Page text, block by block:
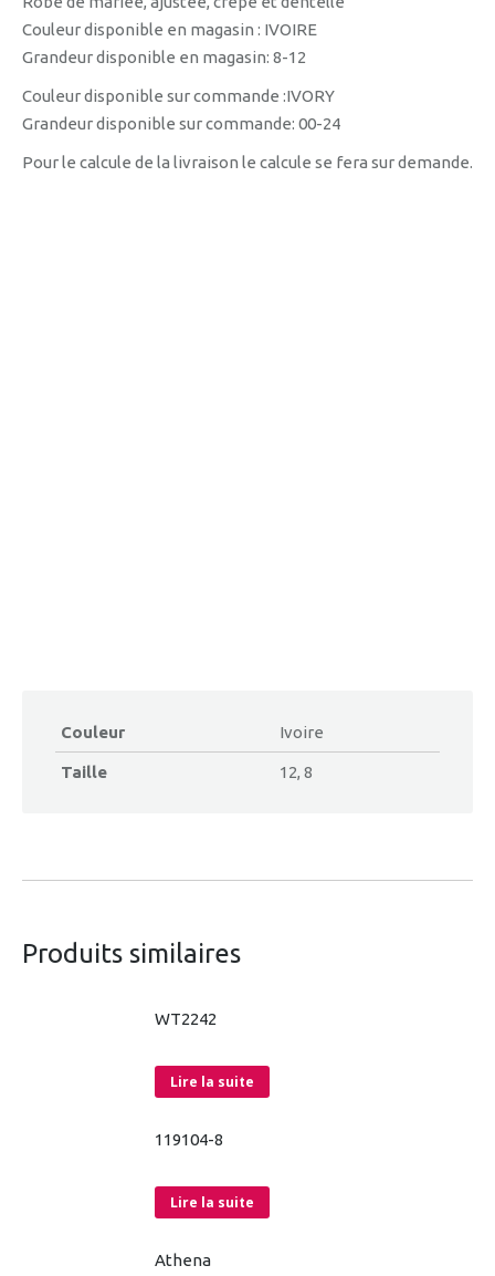
Couleur disponible en magasin : IVOIRE
Grandeur disponible en magasin: 8-12
Couleur disponible sur commande :IVORY
Grandeur disponible sur commande: 00-24
Pour le calcule de la livraison le calcule se fera sur demande.
Couleur Ivoire
Taille 12, 8
Produits similaires
WT2242
Lire la suite
119104-8
Lire la suite
Athena